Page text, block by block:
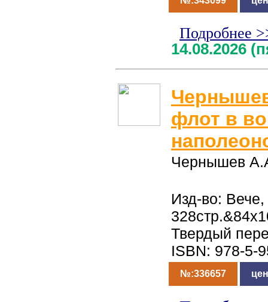
Подробнее
14.08.2026
флот в
Чернышев
Изд-во: Вече,
Твердый
ISBN: 978-5-
№:336657